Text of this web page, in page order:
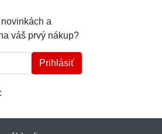
a
váš prvý nákup?
Prihlásiť